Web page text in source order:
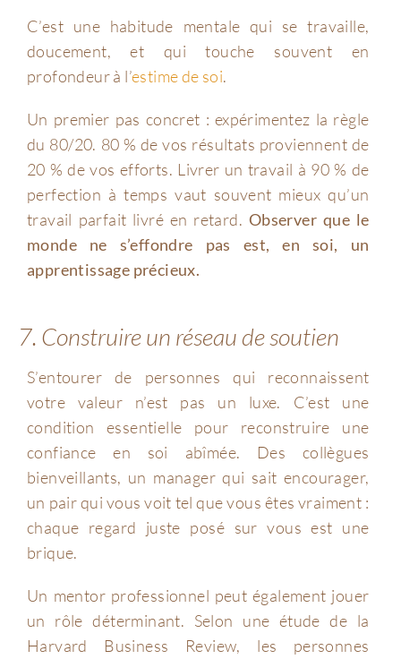
C’est une habitude mentale qui se travaille,
doucement, et qui touche souvent en
profondeur à l’estime de soi.
Un premier pas concret : expérimentez la règle
du 80/20. 80 % de vos résultats proviennent de
20 % de vos efforts. Livrer un travail à 90 % de
perfection à temps vaut souvent mieux qu’un
travail parfait livré en retard. Observer que le
monde ne s’effondre pas est, en soi, un
apprentissage précieux.
7. Construire un réseau de soutien
S’entourer de personnes qui reconnaissent
votre valeur n’est pas un luxe. C’est une
condition essentielle pour reconstruire une
confiance en soi abîmée. Des collègues
bienveillants, un manager qui sait encourager,
un pair qui vous voit tel que vous êtes vraiment :
chaque regard juste posé sur vous est une
brique.
Un mentor professionnel peut également jouer
un rôle déterminant. Selon une étude de la
Harvard Business Review, les personnes